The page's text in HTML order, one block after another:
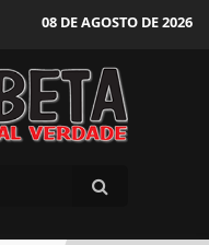
08 DE AGOSTO DE 2026